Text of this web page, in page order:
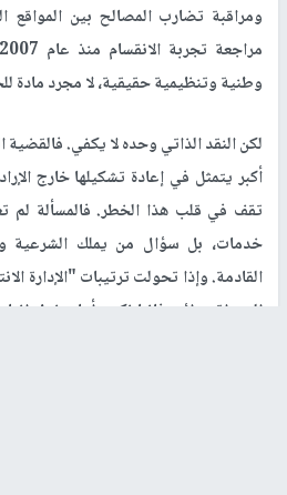
ومراقبة تضارب المصالح بين المواقع
وطنية وتنظيمية حقيقية، لا مجرد مادة
لكن النقد الذاتي وحده لا يكفي.
أكبر يتمثل في إعادة تشكيلها خارج
تقف في قلب هذا الخطر. فالمسألة لم
خدمات، بل سؤال من يملك الشرعية
القادمة. وإذا تحولت ترتيبات "الإدارة
إلى واقع دائم، فإننا نكون أمام خطر إنتاج